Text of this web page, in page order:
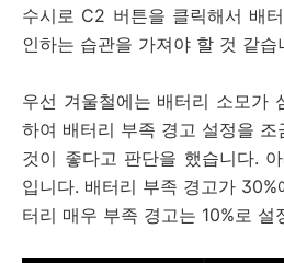
수시로 C2 버튼을 클릭해서 배
인하는 습관을 가져야 할 것 같습
우선 겨울철에는 배터리 소모가
하여 배터리 부족 경고 설정을
것이 좋다고 판단을 했습니다.
입니다. 배터리 부족 경고가
터리 매우 부족 경고는 10%로 설